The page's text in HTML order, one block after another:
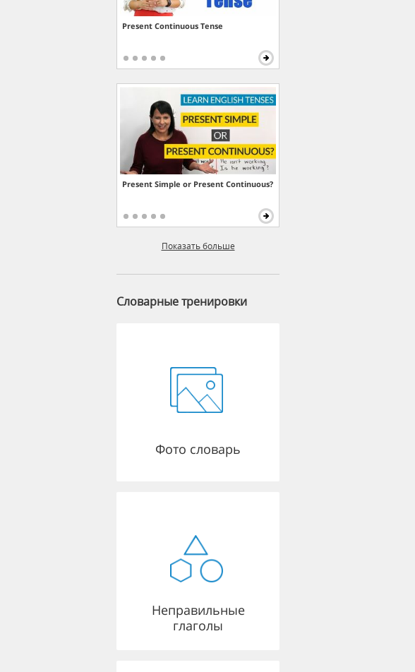
Present Continuous Tense
Present Simple or Present Continuous?
Показать больше
Словарные тренировки
Фото словарь
Неправильные
глаголы